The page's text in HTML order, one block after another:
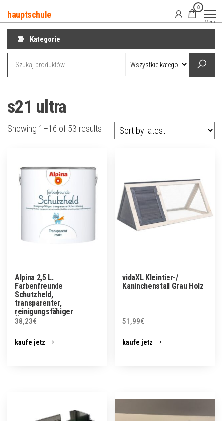
do
treści
hauptschule
0
Menu
Kategorie
s21 ultra
Showing 1–16 of 53 results
Alpina 2,5 L.
Farbenfreunde
Schutzheld,
transparenter,
reinigungsfähiger
Überzug
38,23€
kaufe jetz
vidaXL Kleintier-/
Kaninchenstall Grau Holz
51,99€
kaufe jetz